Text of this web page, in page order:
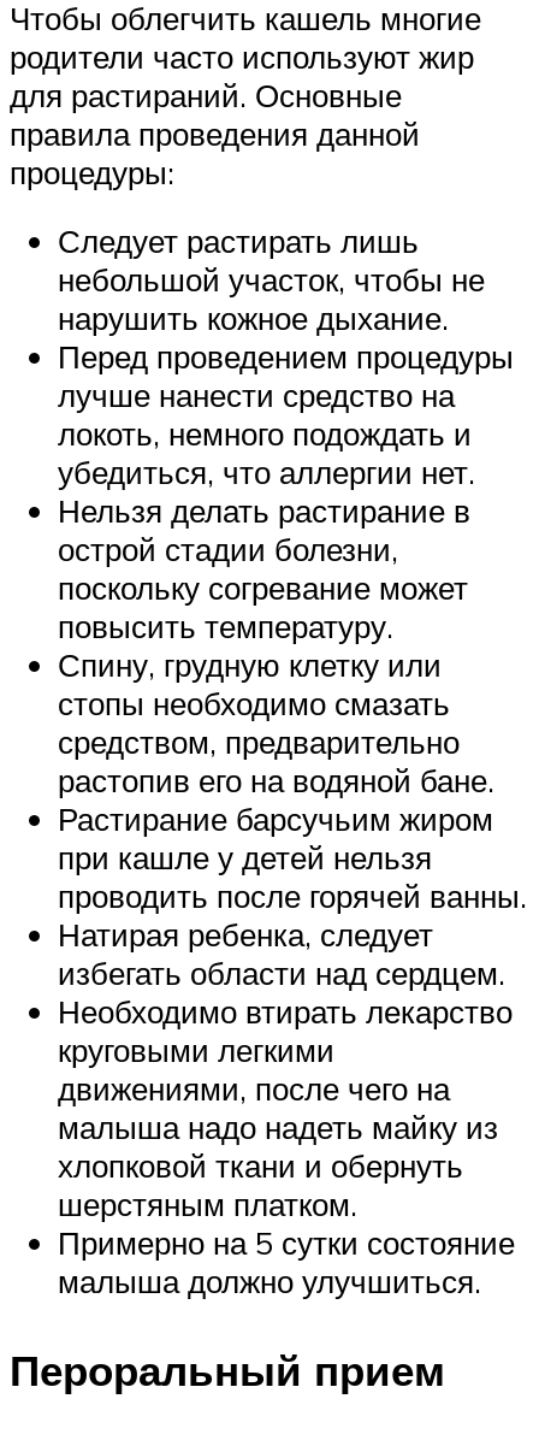
Чтобы облегчить кашель многие
родители часто используют жир
для растираний. Основные
правила проведения данной
процедуры:
Следует растирать лишь
небольшой участок, чтобы не
нарушить кожное дыхание.
Перед проведением процедуры
лучше нанести средство на
локоть, немного подождать и
убедиться, что аллергии нет.
Нельзя делать растирание в
острой стадии болезни,
поскольку согревание может
повысить температуру.
Спину, грудную клетку или
стопы необходимо смазать
средством, предварительно
растопив его на водяной бане.
Растирание барсучьим жиром
при кашле у детей нельзя
проводить после горячей ванны.
Натирая ребенка, следует
избегать области над сердцем.
Необходимо втирать лекарство
круговыми легкими
движениями, после чего на
малыша надо надеть майку из
хлопковой ткани и обернуть
шерстяным платком.
Примерно на 5 сутки состояние
малыша должно улучшиться.
Пероральный прием